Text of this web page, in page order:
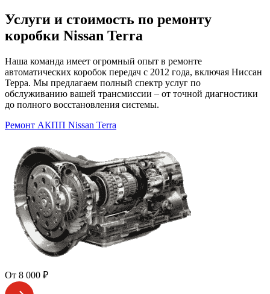
Услуги и стоимость по ремонту
коробки Nissan Terra
Наша команда имеет огромный опыт в ремонте
автоматических коробок передач с 2012 года, включая Ниссан
Терра. Мы предлагаем полный спектр услуг по
обслуживанию вашей трансмиссии – от точной диагностики
до полного восстановления системы.
Ремонт АКПП Nissan Terra
От 8 000 ₽